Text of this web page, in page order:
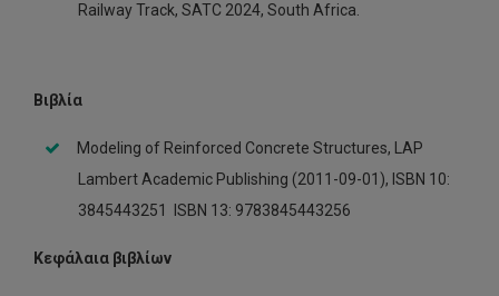
Railway Track, SATC 2024, South Africa.
Βιβλία
Modeling of Reinforced Concrete Structures, LAP
Lambert Academic Publishing (2011-09-01), ISBN 10:
3845443251 ISBN 13: 9783845443256
Κεφάλαια βιβλίων